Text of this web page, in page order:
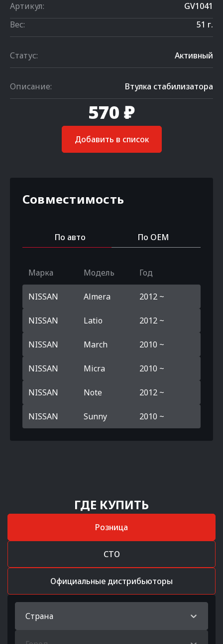
Артикул:
GV1041
Вес:
51 г.
Статус: Активный
Описание: Втулка стабилизатора
570 ₽
Добавить в список
Совместимость
По авто По OEM
Марка Модель Год
NISSAN Almera 2012 ~
NISSAN Latio 2012 ~
NISSAN March 2010 ~
NISSAN Micra 2010 ~
NISSAN Note 2012 ~
NISSAN Sunny 2010 ~
ГДЕ КУПИТЬ
Розница
СТО
Официальные дистрибьюторы
Страна